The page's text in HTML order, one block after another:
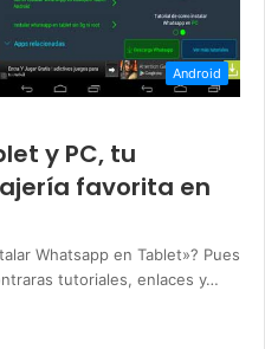
Android
y PC, tu
favorita en
Whatsapp en Tablet»? Pues
tutoriales, enlaces y…